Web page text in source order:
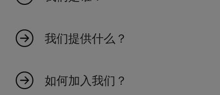
我们是一个年轻的团队，创造指标使交易更高效
和有效。我们100%基于瑞士。探索我们庞大的指
我们提供什么？
率和对市场趋势的洞察力。
如何加入我们？